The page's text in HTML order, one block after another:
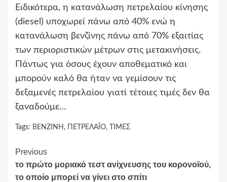
Ειδικότερα, η κατανάλωση πετρελαίου κίνησης
(diesel) υποχωρεί πάνω από 40% ενώ η
κατανάλωση βενζίνης πάνω από 70% εξαιτίας
των περιοριστικών μέτρων στις μετακινήσεις.
Πάντως για όσους έχουν αποθεματικό και
μπορούν καλό θα ήταν να γεμίσουν τις
δεξαμενές πετρελαίου γιατί τέτοιες τιμές δεν θα
ξαναδούμε…
Tags: ΒΕΝΖΙΝΗ , ΠΕΤΡΕΛΆΙΟ, ΤΙΜΕΣ
Continue
Reading
Previous
το πρώτο μοριακό τεστ ανίχνευσης του κορονοϊού,
το οποίο μπορεί να γίνει στο σπίτι